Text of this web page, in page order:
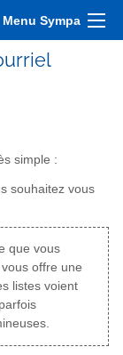
Menu Sympa
simple :
souhaitez vous
que vous
offre une
listes voient